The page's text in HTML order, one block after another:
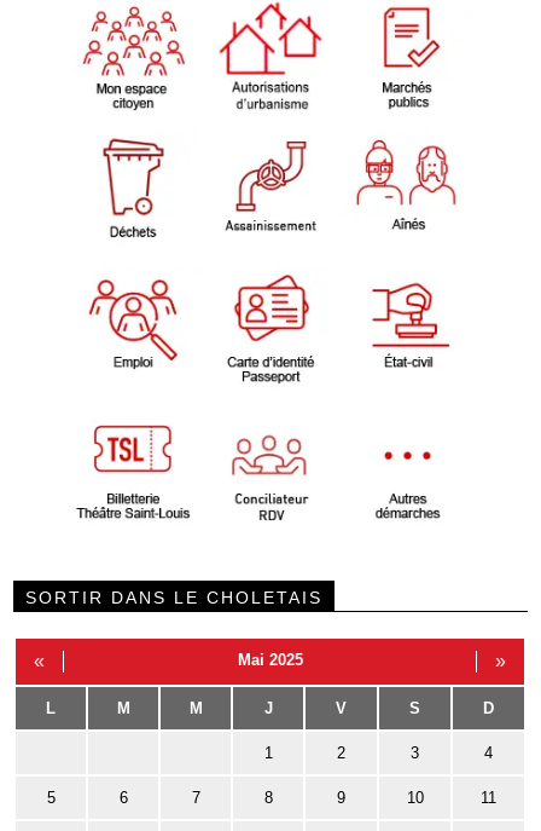
SORTIR DANS LE CHOLETAIS
« Mai 2025 »
L M M J V S D
1 2 3 4
5 6 7 8 9 10 11